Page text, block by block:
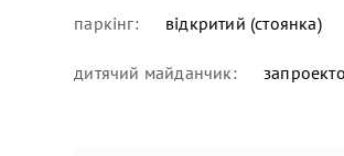
паркінг: відкритий (стоянка)
дитячий майданчик: